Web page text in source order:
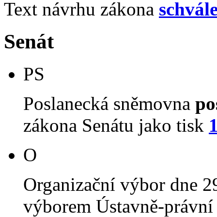
Text návrhu zákona
Senát
PS
Poslanecká sněmovna
zákona Senátu jako tisk
O
Organizační výbor dne
výborem Ústavně-